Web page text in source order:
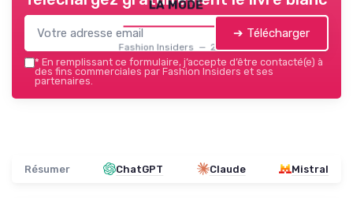
Fashion Insiders — 2026
➔ Télécharger
* En remplissant ce formulaire, j’accepte d’être contacté(e) à
des fins commerciales par Fashion Insiders et ses
partenaires.
Résumer ChatGPT Claude Mistral